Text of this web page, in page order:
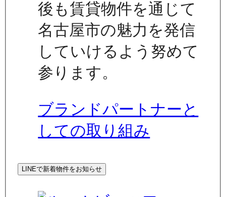
後も賃貸物件を通じて
名古屋市の魅力を発信
していけるよう努めて
参ります。
ブランドパートナーと
しての取り組み
LINEで新着物件をお知らせ